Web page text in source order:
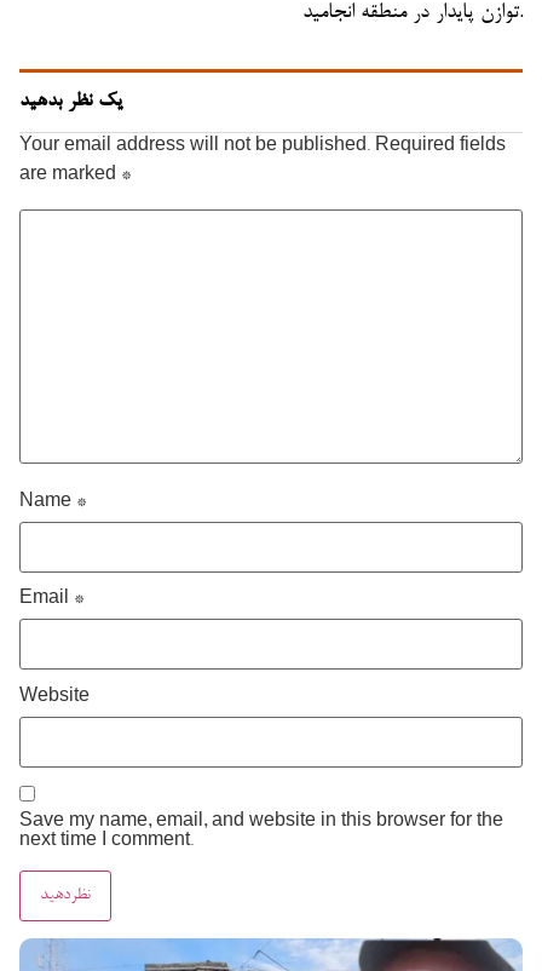
توازن پایدار در منطقه انجامید.
یک نظر بدهید
Your email address will not be published. Required fields
are marked *
Name *
Email *
Website
Save my name, email, and website in this browser for the
next time I comment.